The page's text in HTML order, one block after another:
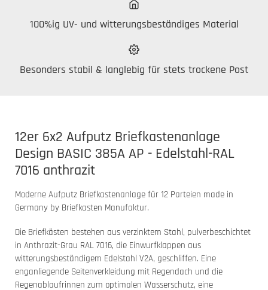
100%ig UV- und witterungsbeständiges Material
Besonders stabil & langlebig für stets trockene Post
12er 6x2 Aufputz Briefkastenanlage
Design BASIC 385A AP - Edelstahl-RAL
7016 anthrazit
Moderne Aufputz Briefkastenanlage für 12 Parteien made in
Germany by Briefkasten Manufaktur.
Die Briefkästen bestehen aus verzinktem Stahl, pulverbeschichtet
in Anthrazit-Grau RAL 7016, die Einwurfklappen aus
witterungsbeständigem Edelstahl V2A, geschliffen. Eine
enganliegende Seitenverkleidung mit Regendach und die
Regenablaufrinnen zum optimalen Wasserschutz, eine